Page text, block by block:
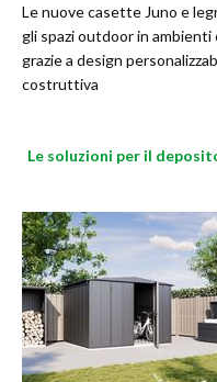
Le nuove casette Juno e
gli spazi outdoor in
grazie a design
costruttiva
Le soluzioni per il